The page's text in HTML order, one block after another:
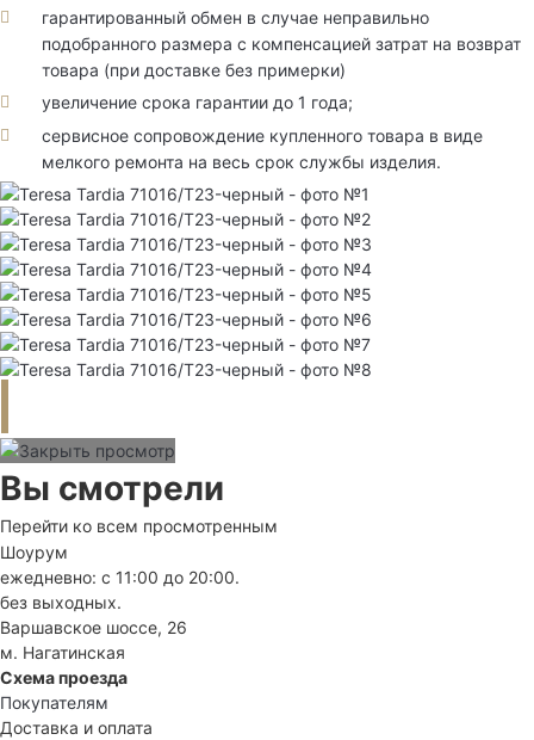
гарантированный обмен в случае неправильно
подобранного размера с компенсацией затрат на возврат
товара (при доставке без примерки)
увеличение срока гарантии до 1 года;
сервисное сопровождение купленного товара в виде
мелкого ремонта на весь срок службы изделия.
Вы смотрели
Перейти ко всем просмотренным
Шоурум
ежедневно: с 11:00 до 20:00.
без выходных.
Варшавское шоссе, 26
м. Нагатинская
Схема проезда
Покупателям
Доставка и оплата